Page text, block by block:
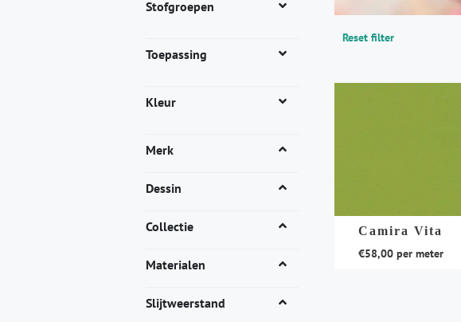
Stofgroepen
Toepassing
Kleur
Merk
Dessin
Collectie
Materialen
Slijtweerstand
Reset filter
Camira Vita
€58,00per meter